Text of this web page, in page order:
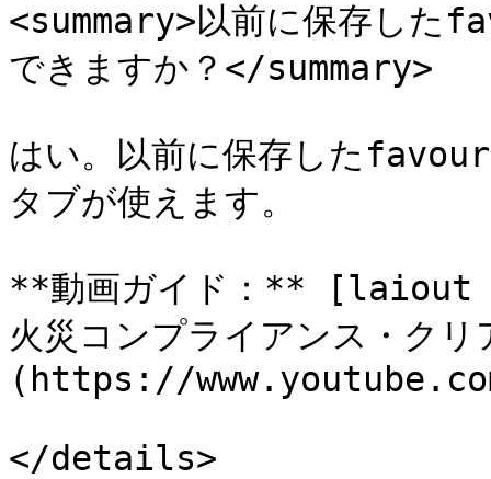
<summary>以前に保存した
できますか？</summary>
はい。以前に保存した
タブが使えます。
**動画ガイド：** [laiout
火災コンプライアンス・ク
(https://
</details>